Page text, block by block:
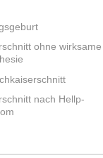
ohne wirksame
nach Hellp-